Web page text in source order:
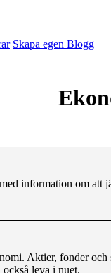
Skapa egen Blogg
information om att
Aktier, fonder och
leva i nuet.